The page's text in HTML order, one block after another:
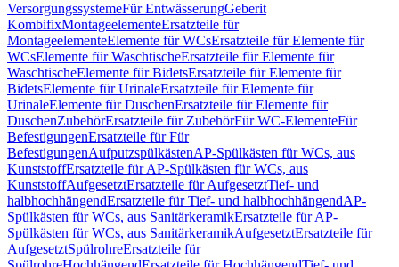
VersorgungssystemeFür EntwässerungGeberit
KombifixMontageelementeErsatzteile für
MontageelementeElemente für WCsErsatzteile für Elemente für
WCsElemente für WaschtischeErsatzteile für Elemente für
WaschtischeElemente für BidetsErsatzteile für Elemente für
BidetsElemente für UrinaleErsatzteile für Elemente für
UrinaleElemente für DuschenErsatzteile für Elemente für
DuschenZubehörErsatzteile für ZubehörFür WC-ElementeFür
BefestigungenErsatzteile für Für
BefestigungenAufputzspülkästenAP-Spülkästen für WCs, aus
KunststoffErsatzteile für AP-Spülkästen für WCs, aus
KunststoffAufgesetztErsatzteile für AufgesetztTief- und
halbhochhängendErsatzteile für Tief- und halbhochhängendAP-
Spülkästen für WCs, aus SanitärkeramikErsatzteile für AP-
Spülkästen für WCs, aus SanitärkeramikAufgesetztErsatzteile für
AufgesetztSpülrohreErsatzteile für